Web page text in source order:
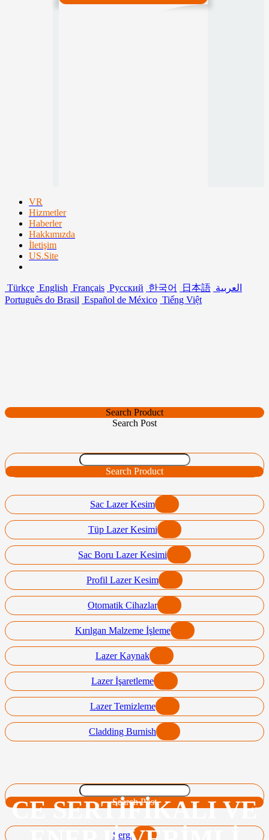
VR
Hizmetler
Haberler
Hakkımızda
İletişim
US.Site
Türkçe English Français Русский 한국어 日本語 العربية
Português do Brasil Español de México Tiếng Việt
Search Product
Search Post
Search Product
Sac Lazer Kesim
Tüp Lazer Kesimi
Sac Boru Lazer Kesimi
Profil Lazer Kesim
Otomatik Cihazlar
Kırılgan Malzeme İşleme
Lazer Kaynak
Lazer İşaretleme
Lazer Temizleme
Cladding Burnish
Search Post
Sergi
CE SERTIFIKALI VE